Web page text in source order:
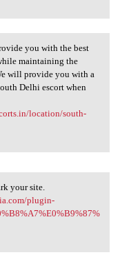
you with the best
maintaining the
will provide you with a
Delhi escort when
location/south-
your site.
plugin-